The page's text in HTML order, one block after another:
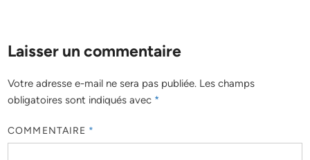
Laisser un commentaire
Votre adresse e-mail ne sera pas publiée. Les champs
obligatoires sont indiqués avec *
COMMENTAIRE *